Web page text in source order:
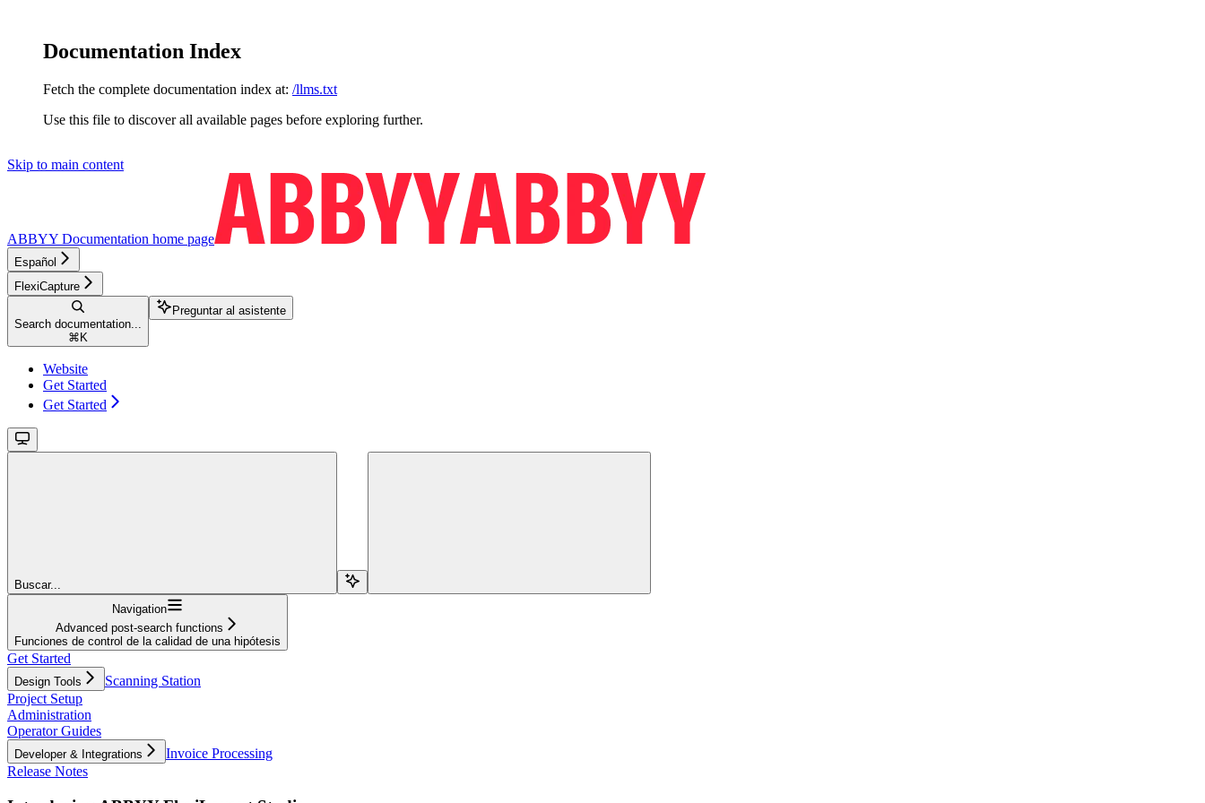
Documentation Index
Fetch the complete documentation index at: /llms.txt
Use this file to discover all available pages before exploring further.
Skip to main content
ABBYY Documentation home page
Español
FlexiCapture
Search documentation...
⌘ K
Preguntar al asistente
Website
Get Started
Get Started
Buscar...
Navigation
Advanced post-search functions
Funciones de control de la calidad de una hipótesis
Get Started
Design Tools
Scanning Station
Project Setup
Administration
Operator Guides
Developer & Integrations
Invoice Processing
Release Notes